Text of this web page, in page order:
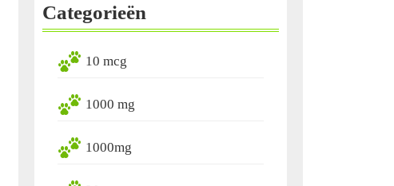
Categorieën
10 mcg
1000 mg
1000mg